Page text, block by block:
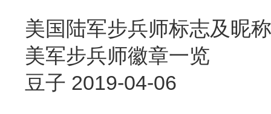
美国陆军步兵师标志及昵
美军步兵师徽章一览
豆子 2019-04-06